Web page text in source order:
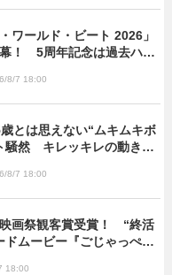
ワールド・ビート 2026」
！ 5周年記念は過去ハイ
8/7 18:00
とは思えない“ムキムキボ
騒然 キレッキレの動きを
8/7 18:00
画祭観客賞受賞！ “終活
ドムービー『ごじゃっぺタ
18:00